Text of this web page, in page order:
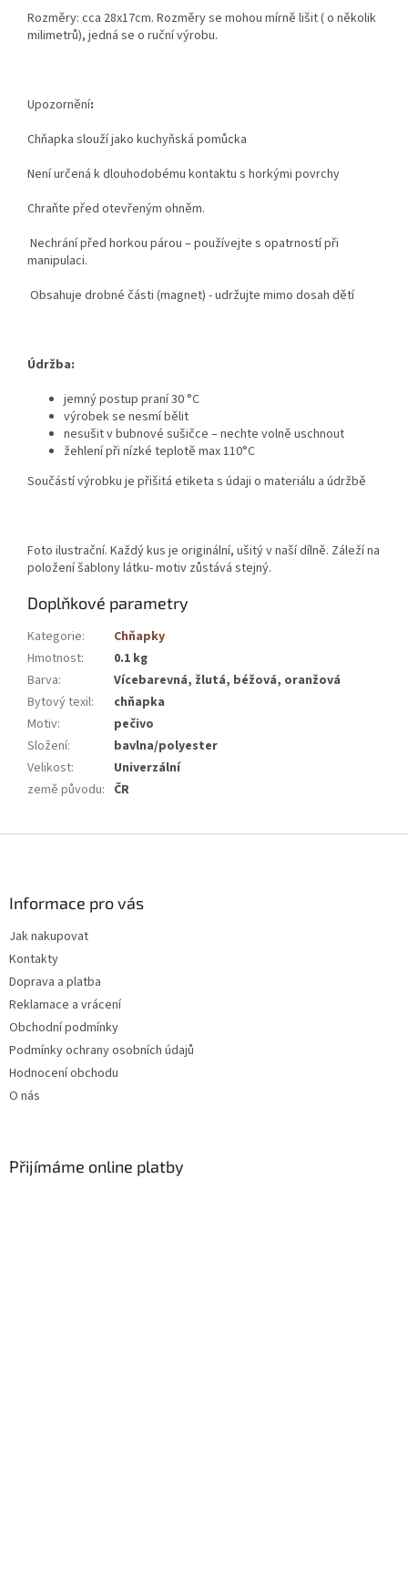
Rozměry: cca 28x17cm. Rozměry se mohou mírně lišit ( o několik
milimetrů), jedná se o ruční výrobu.
Upozornění:
Chňapka slouží jako kuchyňská pomůcka
Není určená k dlouhodobému kontaktu s horkými povrchy
Chraňte před otevřeným ohněm.
Nechrání před horkou párou – používejte s opatrností při
manipulaci.
Obsahuje drobné části (magnet) - udržujte mimo dosah dětí
Údržba:
jemný postup praní 30 °C
výrobek se nesmí bělit
nesušit v bubnové sušičce – nechte volně uschnout
žehlení při nízké teplotě max 110°C
Součástí výrobku je přišitá etiketa s údaji o materiálu a údržbě
Foto ilustrační. Každý kus je originální, ušitý v naší dílně. Záleží na
položení šablony látku- motiv zůstává stejný.
Doplňkové parametry
Kategorie:
Chňapky
Hmotnost:
0.1 kg
Barva:
Vícebarevná, žlutá, béžová, oranžová
Bytový texil:
chňapka
Motiv:
pečivo
Složení:
bavlna/polyester
Velikost:
Univerzální
země původu: ČR
Informace pro vás
Jak nakupovat
Kontakty
Doprava a platba
Reklamace a vrácení
Obchodní podmínky
Podmínky ochrany osobních údajů
Hodnocení obchodu
O nás
Přijímáme online platby